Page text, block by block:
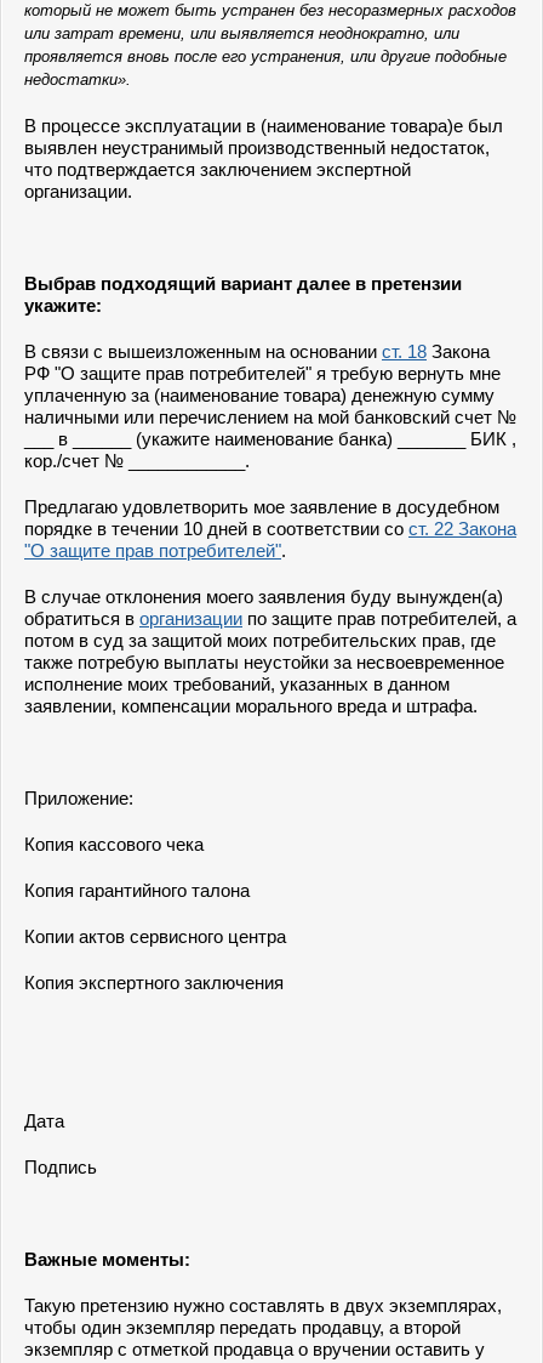
который не может быть устранен без несоразмерных расходов
или затрат времени, или выявляется неоднократно, или
проявляется вновь после его устранения, или другие подобные
недостатки».
В процессе эксплуатации в (наименование товара)е был
выявлен неустранимый производственный недостаток,
что подтверждается заключением экспертной
организации.
Выбрав подходящий вариант далее в претензии
укажите:
В связи с вышеизложенным на основании ст. 18 Закона
РФ "О защите прав потребителей" я требую вернуть мне
уплаченную за (наименование товара) денежную сумму
наличными или перечислением на мой банковский счет №
___ в ______ (укажите наименование банка) _______ БИК ,
кор./счет № ____________.
Предлагаю удовлетворить мое заявление в досудебном
порядке в течении 10 дней в соответствии со ст. 22 Закона
"О защите прав потребителей".
В случае отклонения моего заявления буду вынужден(а)
обратиться в организации по защите прав потребителей, а
потом в суд за защитой моих потребительских прав, где
также потребую выплаты неустойки за несвоевременное
исполнение моих требований, указанных в данном
заявлении, компенсации морального вреда и штрафа.
Приложение:
Копия кассового чека
Копия гарантийного талона
Копии актов сервисного центра
Копия экспертного заключения
Дата
Подпись
Важные моменты:
Такую претензию нужно составлять в двух экземплярах,
чтобы один экземпляр передать продавцу, а второй
экземпляр с отметкой продавца о вручении оставить у